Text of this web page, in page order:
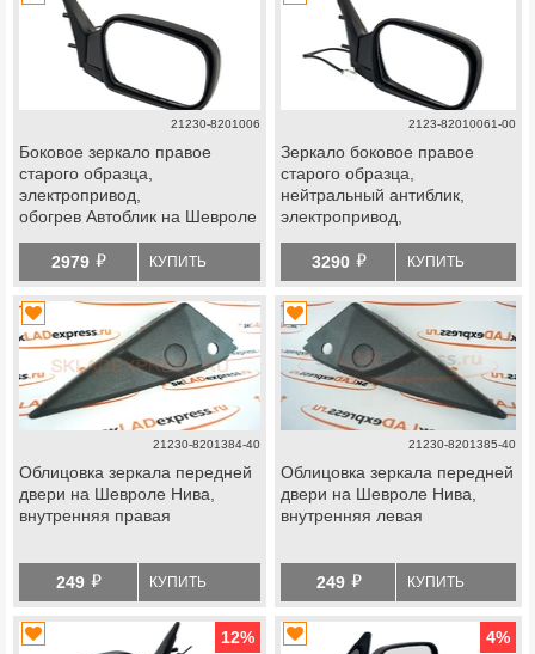
21230-8201006
Боковое зеркало правое
старого образца,
электропривод,
обогрев Автоблик на Шевроле
2979 й КУПИТЬ
2123-82010061-00
Зеркало боковое правое
старого образца,
нейтральный антиблик,
электропривод,
Шевроле Нива 2009-2012 г.в.
3290 й КУПИТЬ
21230-8201384-40
Облицовка зеркала передней
двери на Шевроле Нива,
внутренняя правая
249 й КУПИТЬ
21230-8201385-40
Облицовка зеркала передней
двери на Шевроле Нива,
внутренняя левая
249 й КУПИТЬ
12% 4%